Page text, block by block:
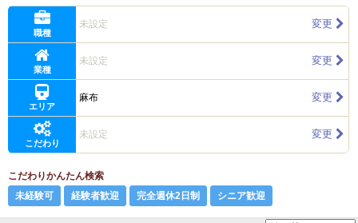
職種
未設定 変更
業種
未設定 変更
エリア
麻布 変更
こだわり
未設定 変更
こだわりかんたん検索
未経験可
経験者歓迎 完全週休2日制 シニア歓迎